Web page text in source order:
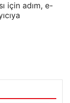
için adım, e-